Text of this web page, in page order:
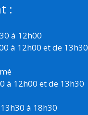
:
à 12h00
à 12h00 et de 13h30
à 12h00 et de 13h30
à 18h30